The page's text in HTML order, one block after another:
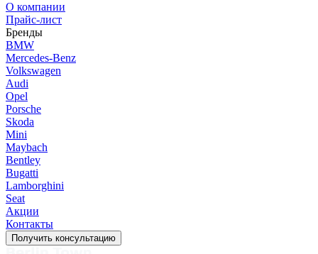
О компании
Прайс-лист
Бренды
BMW
Mercedes-Benz
Volkswagen
Audi
Opel
Porsche
Skoda
Mini
Maybach
Bentley
Bugatti
Lamborghini
Seat
Акции
Контакты
Получить консультацию